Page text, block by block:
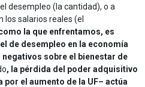
desempleo (la cantidad), o a
los salarios reales (el
la que enfrentamos, es
de desempleo en la economía
sobre el bienestar de
, la pérdida del poder adquisitivo
el aumento de la UF– actúa